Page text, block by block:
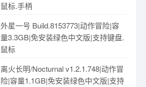
鼠标.手柄
外星一号 Build.8153773|动作冒险|容
量3.3GB|免安装绿色中文版|支持键盘.
鼠标
离火长明/Nocturnal v1.2.1.748|动作冒
险|容量1.1GB|免安装绿色中文版|支持